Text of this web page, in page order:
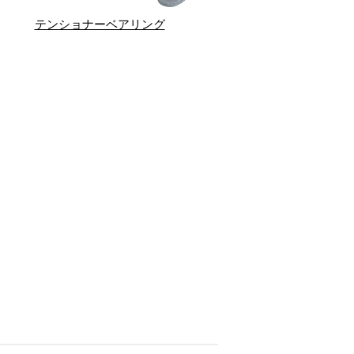
テンショナーベアリング